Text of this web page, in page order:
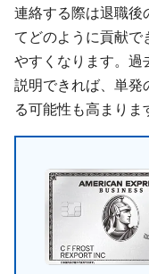
連絡する際は退職後
てどのように貢献で
やすくなります。過
説明できれば、単発
る可能性も高まりま